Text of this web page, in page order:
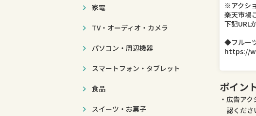
家電
TV・オーディオ・カメラ
パソコン・周辺機器
スマートフォン・タブレット
食品
スイーツ・お菓子
※アクシ
楽天市場
下記URL
◆フルー
https://
ポイン
広告ア
認くださ